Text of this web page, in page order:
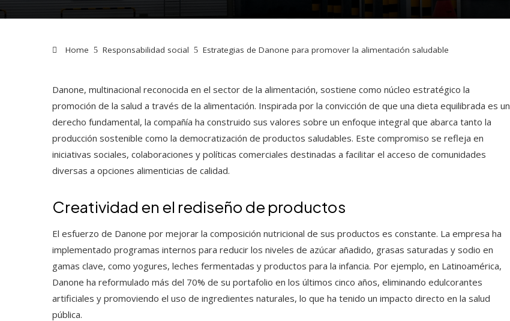
Home Responsabilidad social Estrategias de Danone para promover la alimentación saludable
Danone, multinacional reconocida en el sector de la alimentación, sostiene como núcleo estratégico la
promoción de la salud a través de la alimentación. Inspirada por la convicción de que una dieta equilibrada es un
derecho fundamental, la compañía ha construido sus valores sobre un enfoque integral que abarca tanto la
producción sostenible como la democratización de productos saludables. Este compromiso se refleja en
iniciativas sociales, colaboraciones y políticas comerciales destinadas a facilitar el acceso de comunidades
diversas a opciones alimenticias de calidad.
Creatividad en el rediseño de productos
El esfuerzo de Danone por mejorar la composición nutricional de sus productos es constante. La empresa ha
implementado programas internos para reducir los niveles de azúcar añadido, grasas saturadas y sodio en
gamas clave, como yogures, leches fermentadas y productos para la infancia. Por ejemplo, en Latinoamérica,
Danone ha reformulado más del 70% de su portafolio en los últimos cinco años, eliminando edulcorantes
artificiales y promoviendo el uso de ingredientes naturales, lo que ha tenido un impacto directo en la salud
pública.